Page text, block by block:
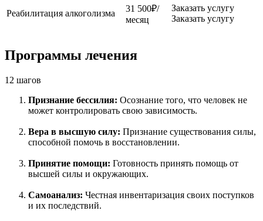
Реабилитация алкоголизма
31 500₽/
месяц
Заказать услугу
Заказать услугу
Программы лечения
12 шагов
Признание бессилия: Осознание того, что человек не
может контролировать свою зависимость.
Вера в высшую силу: Признание существования силы,
способной помочь в восстановлении.
Принятие помощи: Готовность принять помощь от
высшей силы и окружающих.
Самоанализ: Честная инвентаризация своих поступков
и их последствий.